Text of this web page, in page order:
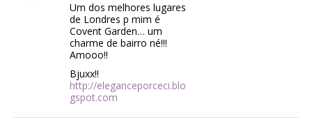
Um dos melhores lugares
de Londres p mim é
Covent Garden… um
charme de bairro né!!!
Amooo!!
Bjuxx!!
http://eleganceporceci.blo
gspot.com